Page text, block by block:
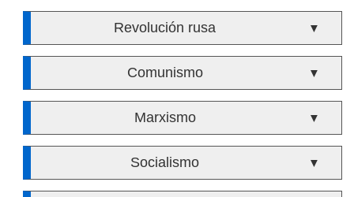
Revolución rusa ▼
Comunismo ▼
Marxismo ▼
Socialismo ▼